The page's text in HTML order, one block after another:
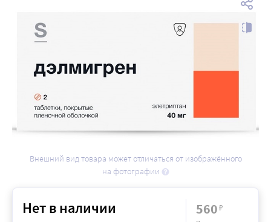
Внешний вид товара может отличаться от изображённого
на фотографии
Нет в наличии 560₽